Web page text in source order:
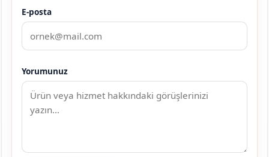
E-posta
Yorumunuz